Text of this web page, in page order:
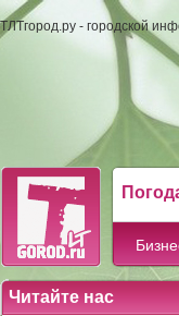
ТЛТгород.ру - городской
Читайте нас